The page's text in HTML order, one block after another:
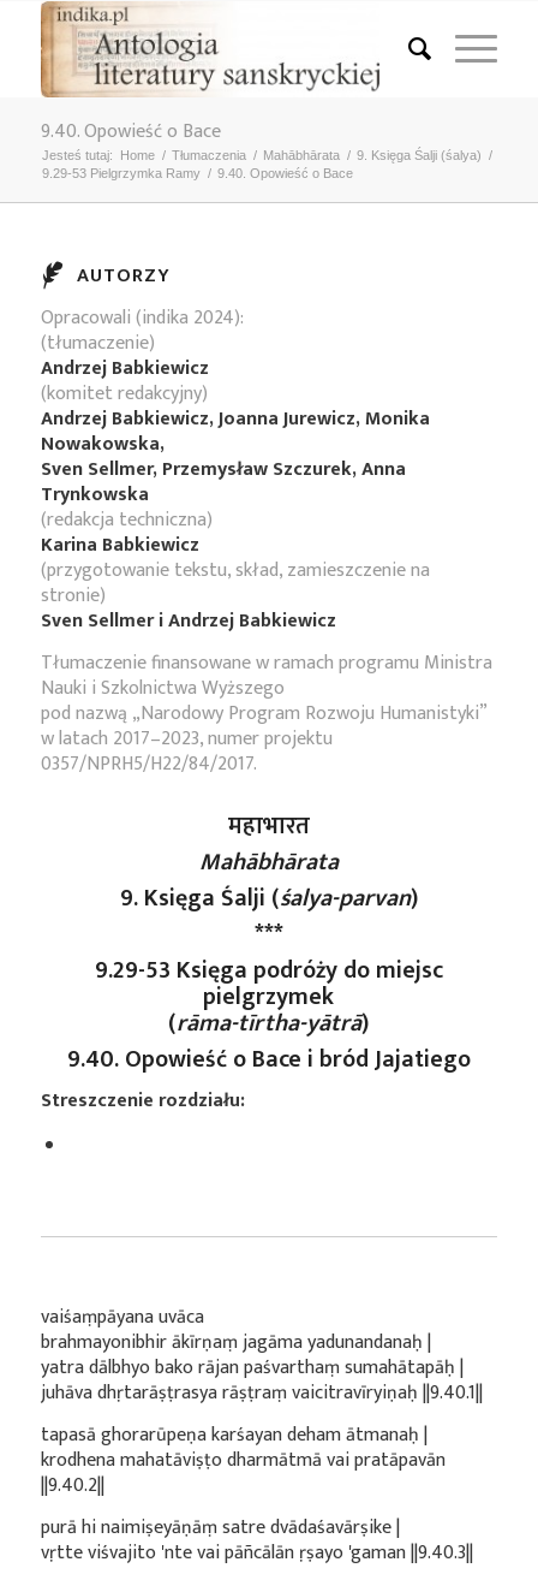
9.40. Opowieść o Bace
Jesteś tutaj: Home / Tłumaczenia / Mahābhārata / 9. Księga Śalji (śalya) /
9.29-53 Pielgrzymka Ramy / 9.40. Opowieść o Bace
AUTORZY
Opracowali (indika 2024):
(tłumaczenie)
Andrzej Babkiewicz
(komitet redakcyjny)
Andrzej Babkiewicz, Joanna Jurewicz, Monika
Nowakowska,
Sven Sellmer, Przemysław Szczurek, Anna
Trynkowska
(redakcja techniczna)
Karina Babkiewicz
(przygotowanie tekstu, skład, zamieszczenie na
stronie)
Sven Sellmer i Andrzej Babkiewicz
Tłumaczenie finansowane w ramach programu Ministra
Nauki i Szkolnictwa Wyższego
pod nazwą „Narodowy Program Rozwoju Humanistyki”
w latach 2017–2023, numer projektu
0357/NPRH5/H22/84/2017.
महाभारत
Mahābhārata
9. Księga Śalji (śalya-parvan)
***
9.29-53 Księga podróży do miejsc
pielgrzymek
(rāma-tīrtha-yātrā)
9.40. Opowieść o Bace i bród Jajatiego
Streszczenie rozdziału:
vaiśaṃpāyana uvāca
brahmayonibhir ākīrṇaṃ jagāma yadunandanaḥ |
yatra dālbhyo bako rājan paśvarthaṃ sumahātapāḥ |
juhāva dhṛtarāṣṭrasya rāṣṭraṃ vaicitravīryiṇaḥ ||9.40.1||
tapasā ghorarūpeṇa karśayan deham ātmanaḥ |
krodhena mahatāviṣṭo dharmātmā vai pratāpavān
||9.40.2||
purā hi naimiṣeyāṇāṃ satre dvādaśavārṣike |
vṛtte viśvajito 'nte vai pāñcālān ṛṣayo 'gaman ||9.40.3||